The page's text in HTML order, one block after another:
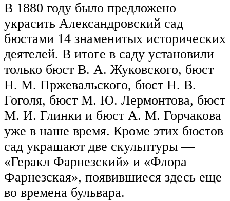
В 1880 году было предложено
украсить Александровский сад
бюстами 14 знаменитых исторических
деятелей. В итоге в саду установили
только бюст В. А. Жуковского, бюст
Н. М. Пржевальского, бюст Н. В.
Гоголя, бюст М. Ю. Лермонтова, бюст
М. И. Глинки и бюст А. М. Горчакова
уже в наше время. Кроме этих бюстов
сад украшают две скульптуры —
«Геракл Фарнезский» и «Флора
Фарнезская», появившиеся здесь еще
во времена бульвара.